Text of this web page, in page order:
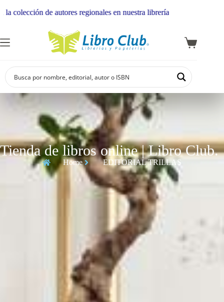
autores regionales en nuestra librería
Tienda de libros online | Libro Club.
Home EDITORIAL TRILLAS